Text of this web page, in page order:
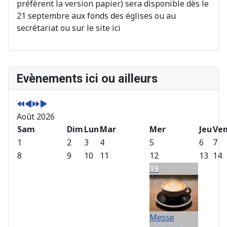
Evènements ici ou ailleurs
A
n
n
é
e
p
r
é
M
o
i
s
p
r
A
n
n
é
e
s
M
o
i
s
s
Août 2026
Sam
DimLunMar Mer Jeu
1
2 3 4 5 6
7
8
9 10 11 12 13 14
19
Messe
préfèrent la version papier) sera disponible dès le
21 septembre aux fonds des églises ou au
secrétariat ou sur le site ici